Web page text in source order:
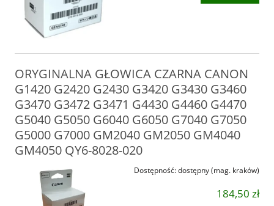
ORYGINALNA GŁOWICA CZARNA CANON
G1420 G2420 G2430 G3420 G3430 G3460
G3470 G3472 G3471 G4430 G4460 G4470
G5040 G5050 G6040 G6050 G7040 G7050
G5000 G7000 GM2040 GM2050 GM4040
GM4050 QY6-8028-020
Dostępność:dostępny (mag. kraków)
184,50 zł